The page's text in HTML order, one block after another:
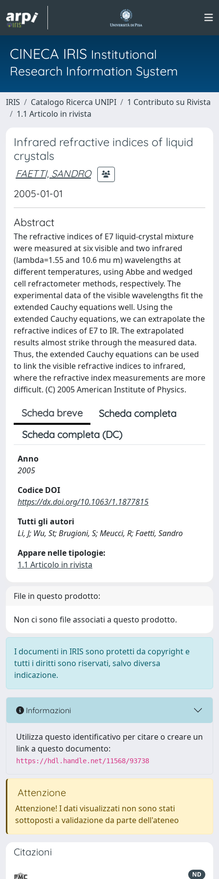
CINECA IRIS Institutional
Research Information System
IRIS Catalogo Ricerca UNIPI
1 Contributo su Rivista
1.1 Articolo in rivista
Infrared refractive indices of liquid
crystals
FAETTI, SANDRO
2005-01-01
Abstract
The refractive indices of E7 liquid-crystal mixture
were measured at six visible and two infrared
(lambda=1.55 and 10.6 mu m) wavelengths at
different temperatures, using Abbe and wedged
cell refractometer methods, respectively. The
experimental data of the visible wavelengths fit the
extended Cauchy equations well. Using the
extended Cauchy equations, we can extrapolate the
refractive indices of E7 to IR. The extrapolated
results almost strike through the measured data.
Thus, the extended Cauchy equations can be used
to link the visible refractive indices to infrared,
where the refractive index measurements are more
difficult. (C) 2005 American Institute of Physics.
Scheda breve
Scheda completa
Scheda completa (DC)
Anno
2005
Codice DOI
https://dx.doi.org/10.1063/1.1877815
Tutti gli autori
Li, J; Wu, St; Brugioni, S; Meucci, R; Faetti, Sandro
Appare nelle tipologie:
1.1 Articolo in rivista
File in questo prodotto:
Non ci sono file associati a questo prodotto.
I documenti in IRIS sono protetti da copyright e
tutti i diritti sono riservati, salvo diversa
indicazione.
Informazioni
Utilizza questo identificativo per citare o creare un
link a questo documento:
https://hdl.handle.net/11568/93738
Attenzione
Attenzione! I dati visualizzati non sono stati
sottoposti a validazione da parte dell'ateneo
Citazioni
ND